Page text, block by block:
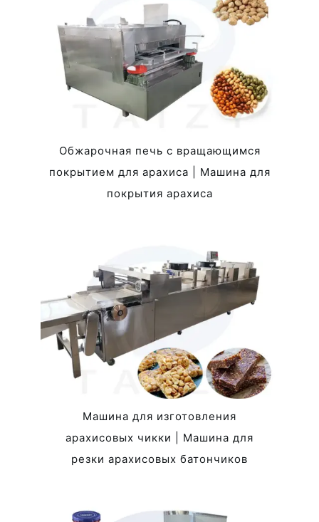
Обжарочная печь с вращающимся
покрытием для арахиса | Машина для
покрытия арахиса
Машина для изготовления
арахисовых чикки | Машина для
резки арахисовых батончиков